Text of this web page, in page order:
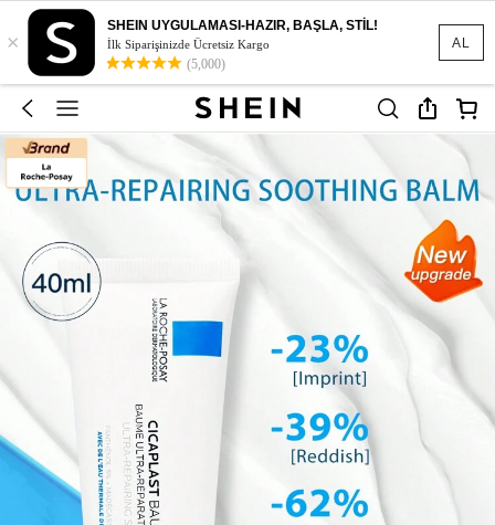
AL
×
SHEIN UYGULAMASI-HAZIR, BAŞLA, STİL!
İlk Siparişinizde Ücretsiz Kargo
(5,000)